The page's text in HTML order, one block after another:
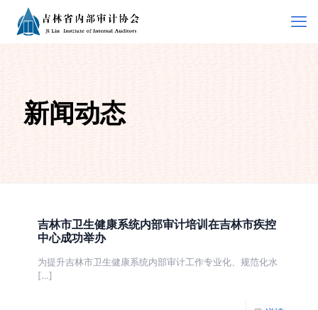
新闻动态
吉林市卫生健康系统内部审计培训在吉林市疾控
中心成功举办
为提升吉林市卫生健康系统内部审计工作专业化、规范化水
[…]